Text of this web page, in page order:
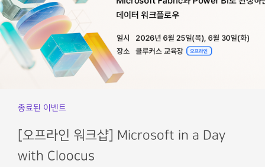
종료된 이벤트
[오프라인 워크샵] Microsoft in a Day
with Cloocus